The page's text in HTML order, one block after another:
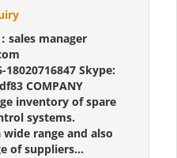
sales manager
Skype:
COMPANY
inventory of spare
systems.
range and also
of suppliers...